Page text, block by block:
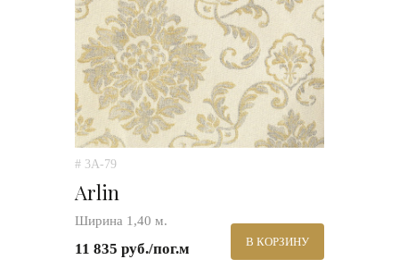
# 3A-79
Arlin
Ширина 1,40 м.
11 835 руб./пог.м В КОРЗИНУ